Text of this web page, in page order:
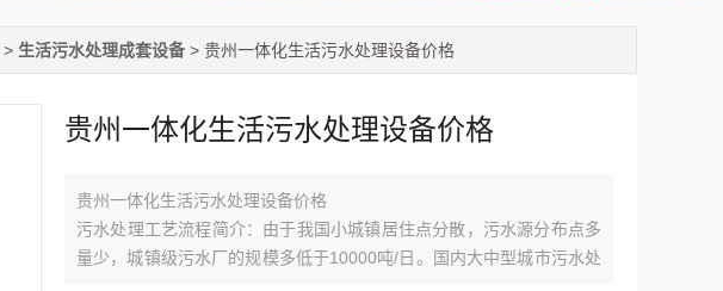
> 生活污水处理成套设备 > 贵州一体化生活污水处理设备价格
贵州一体化生活污水处理设备价格
贵州一体化生活污水处理设备价格
污水处理工艺流程简介：由于我国小城镇居住点分散，污水源分布点多
量少，城镇级污水厂的规模多低于10000吨/日。国内大中型城市污水处